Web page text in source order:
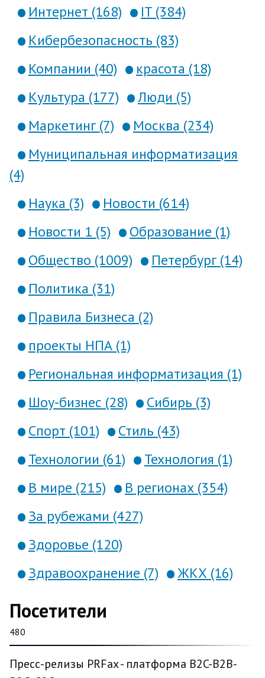
Интернет (168)
IT (384)
Кибербезопасность (83)
Компании (40)
красота (18)
Культура (177)
Люди (5)
Маркетинг (7)
Москва (234)
Муниципальная информатизация
(4)
Наука (3)
Новости (614)
Новости 1 (5)
Образование (1)
Общество (1009)
Петербург (14)
Политика (31)
Правила Бизнеса (2)
проекты НПА (1)
Региональная информатизация (1)
Шоу-бизнес (28)
Сибирь (3)
Спорт (101)
Стиль (43)
Технологии (61)
Технология (1)
В мире (215)
В регионах (354)
За рубежами (427)
Здоровье (120)
Здравоохранение (7)
ЖКХ (16)
Посетители
480
Пресс-релизы PRFax - платформа B2C-B2B-